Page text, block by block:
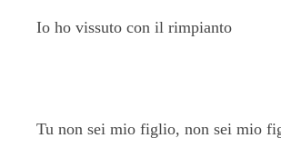
Io ho vissuto con il rimpianto
Tu non sei mio figlio, non sei mio